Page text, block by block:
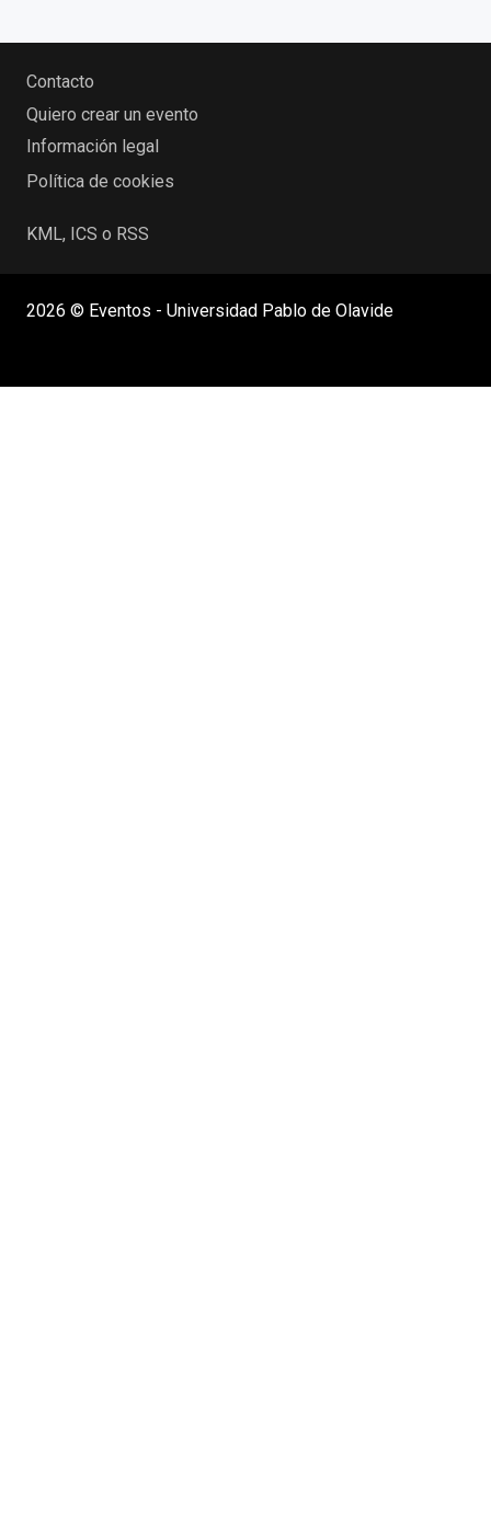
Contacto
Quiero crear un evento
Información legal
Política de cookies
KML, ICS o RSS
2026 © Eventos - Universidad Pablo de Olavide